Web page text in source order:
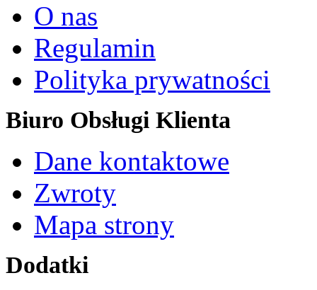
O nas
Regulamin
Polityka prywatności
Biuro Obsługi Klienta
Dane kontaktowe
Zwroty
Mapa strony
Dodatki